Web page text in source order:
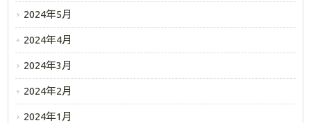
2024年5月
2024年4月
2024年3月
2024年2月
2024年1月